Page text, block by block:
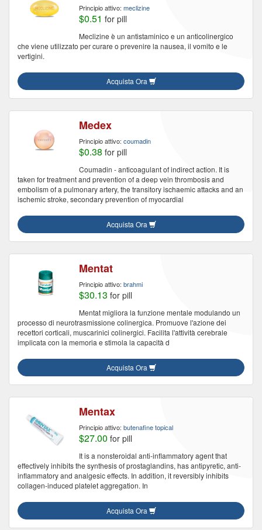
Principio attivo: meclizine
$0.51 for pill
Meclizine è un antistaminico e un anticolinergico
che viene utilizzato per curare o prevenire la nausea, il vomito e le
vertigini.
Acquista Ora
Medex
Principio attivo: coumadin
$0.38 for pill
Coumadin - anticoagulant of indirect action. It is
taken for treatment and prevention of a deep vein thrombosis and
embolism of a pulmonary artery, the transitory ischaemic attacks and an
ischemic stroke, secondary prevention of myocardial
Acquista Ora
Mentat
Principio attivo: brahmi
$30.13 for pill
Mentat migliora la funzione mentale modulando un
processo di neurotrasmissione colinergica. Promuove l'azione dei
recettori corticali, muscarinici colinergici. Facilita l'attività cerebrale
implicata con la memoria e stimola la capacità d
Acquista Ora
Mentax
Principio attivo: butenafine topical
$27.00 for pill
It is a nonsteroidal anti-inflammatory agent that
effectively inhibits the synthesis of prostaglandins, has antipyretic, anti-
inflammatory and analgesic effects. In addition, it reversibly inhibits
collagen-induced platelet aggregation. In
Acquista Ora